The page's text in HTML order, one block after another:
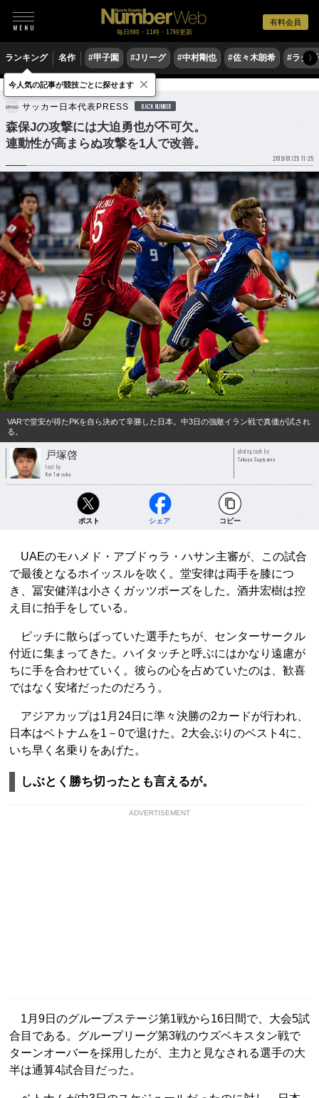
有料会員
毎日6時・11時・17時更新
ランキング 名作 #甲子園 #Jリーグ #中村剛也 #佐々木朗希 #ラグ〉
サッカー サッカー日本代表
サッカー日本代表PRESS BACK NUMBER
森保Jの攻撃には大迫勇也が不可欠。
連動性が高まらぬ攻撃を1人で改善。
2019/01/25 11:25
VARで堂安が得たPKを自ら決めて辛勝した日本。中3日の強敵イラン戦で真価が試され
る。
戸塚啓
text by
Kei Totsuka
photograph by
Takuya Sugiyama
ポスト シェア コピー
UAEのモハメド・アブドゥラ・ハサン主審が、この試合
で最後となるホイッスルを吹く。堂安律は両手を膝につ
き、冨安健洋は小さくガッツポーズをした。酒井宏樹は控
え目に拍手をしている。
ピッチに散らばっていた選手たちが、センターサークル
付近に集まってきた。ハイタッチと呼ぶにはかなり遠慮が
ちに手を合わせていく。彼らの心を占めていたのは、歓喜
ではなく安堵だったのだろう。
アジアカップは1月24日に準々決勝の2カードが行われ、
日本はベトナムを1－0で退けた。2大会ぶりのベスト4に、
いち早く名乗りをあげた。
しぶとく勝ち切ったとも言えるが。
ADVERTISEMENT
1月9日のグループステージ第1戦から16日間で、大会5試
合目である。グループリーグ第3戦のウズベキスタン戦で
ターンオーバーを採用したが、主力と見なされる選手の大
半は通算4試合目だった。
今人気の記事が競技ごとに探せます ×